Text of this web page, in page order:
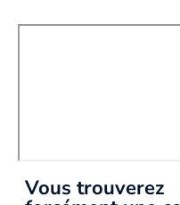
Vous trouverez